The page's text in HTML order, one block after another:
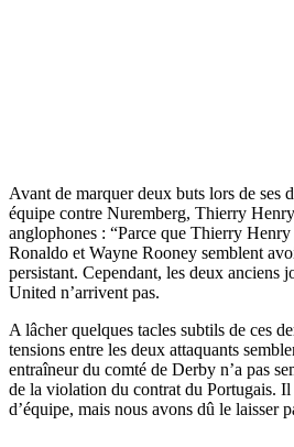
Avant de marquer deux buts lors de ses
équipe contre Nuremberg, Thierry
anglophones : “Parce que Thierry
Ronaldo et Wayne Rooney semblent
persistant. Cependant, les deux anciens
United n’arrivent pas.
A lâcher quelques tacles subtils de ces
tensions entre les deux attaquants
entraîneur du comté de Derby n’a pas
de la violation du contrat du Portugais.
d’équipe, mais nous avons dû le laisser